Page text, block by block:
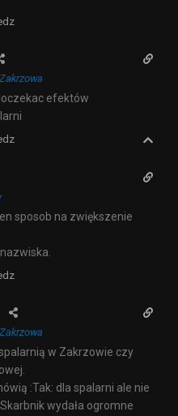
efektów
sposob na zwiększenie
w Zakrzowie czy
:Tak: dla spalarni ale nie
wydała ogromne